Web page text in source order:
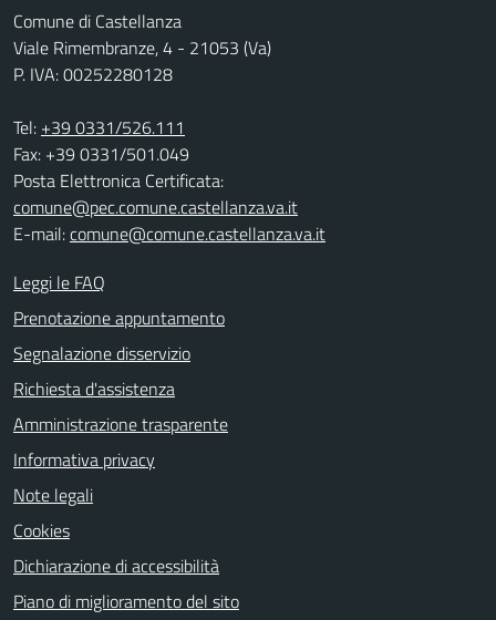
Comune di Castellanza
Viale Rimembranze, 4 - 21053 (Va)
P. IVA: 00252280128
Tel: +39 0331/526.111
Fax: +39 0331/501.049
Posta Elettronica Certificata:
comune@pec.comune.castellanza.va.it
E-mail:comune@comune.castellanza.va.it
Leggi le FAQ
Prenotazione appuntamento
Segnalazione disservizio
Richiesta d'assistenza
Amministrazione trasparente
Informativa privacy
Note legali
Cookies
Dichiarazione di accessibilità
Piano di miglioramento del sito